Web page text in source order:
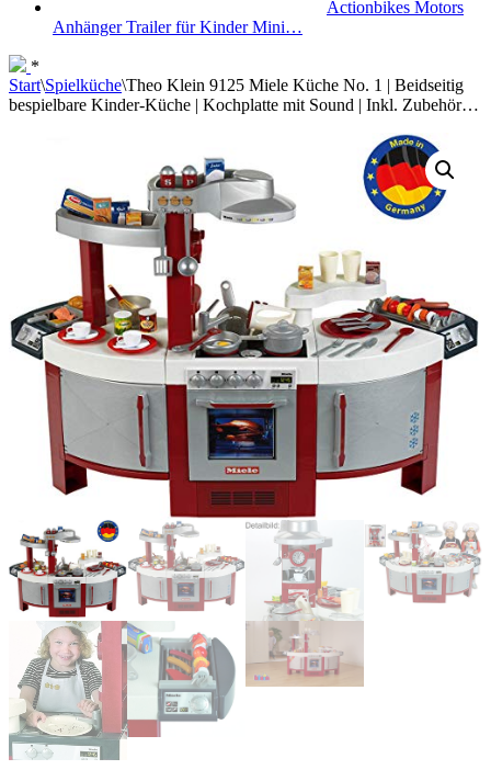
Actionbikes Motors
Anhänger Trailer für Kinder Mini…
*
Start\Spielküche\Theo Klein 9125 Miele Küche No. 1 | Beidseitig
bespielbare Kinder-Küche | Kochplatte mit Sound | Inkl. Zubehör…